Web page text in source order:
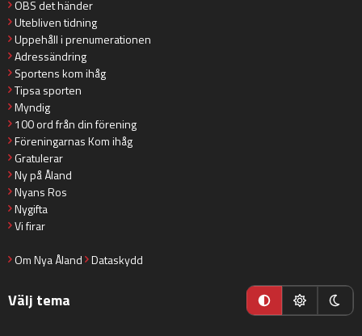
OBS det händer
Utebliven tidning
Uppehåll i prenumerationen
Adressändring
Sportens kom ihåg
Tipsa sporten
Myndig
100 ord från din förening
Föreningarnas Kom ihåg
Gratulerar
Ny på Åland
Nyans Ros
Nygifta
Vi firar
Om Nya Åland Dataskydd
Välj tema